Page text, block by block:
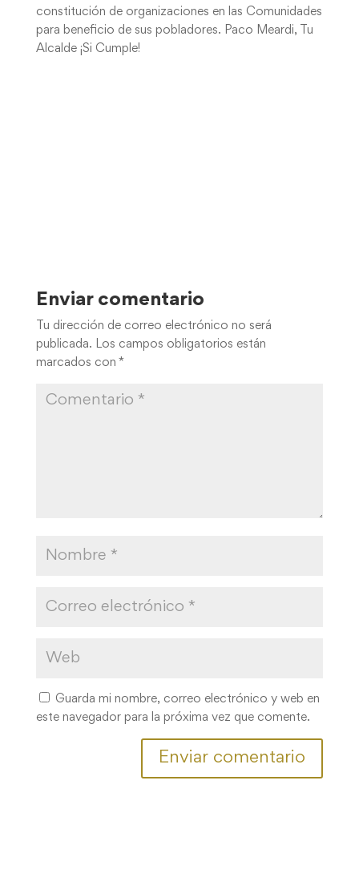
constitución de organizaciones en las Comunidades
para beneficio de sus pobladores. Paco Meardi, Tu
Alcalde ¡Si Cumple!
Enviar comentario
Tu dirección de correo electrónico no será
publicada. Los campos obligatorios están
marcados con *
Guarda mi nombre, correo electrónico y web en
este navegador para la próxima vez que comente.